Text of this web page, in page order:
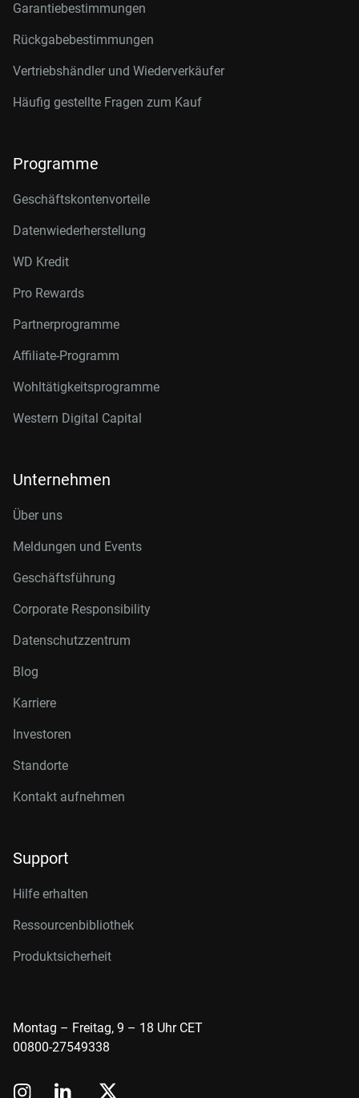
Garantiebestimmungen
Rückgabebestimmungen
Vertriebshändler und Wiederverkäufer
Häufig gestellte Fragen zum Kauf
Programme
Geschäftskontenvorteile
Datenwiederherstellung
WD Kredit
Pro Rewards
Partnerprogramme
Affiliate-Programm
Wohltätigkeitsprogramme
Western Digital Capital
Unternehmen
Über uns
Meldungen und Events
Geschäftsführung
Corporate Responsibility
Datenschutzzentrum
Blog
Karriere
Investoren
Standorte
Kontakt aufnehmen
Support
Hilfe erhalten
Ressourcenbibliothek
Produktsicherheit
Montag – Freitag, 9 – 18 Uhr CET
00800-27549338